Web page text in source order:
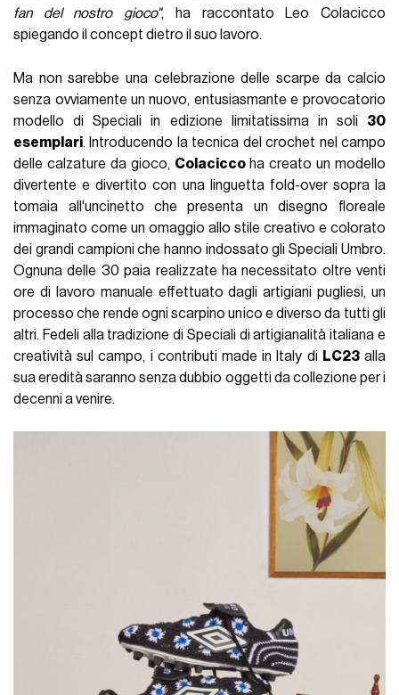
fan del nostro gioco", ha raccontato Leo Colacicco
spiegando il concept dietro il suo lavoro.
Ma non sarebbe una celebrazione delle scarpe da calcio
senza ovviamente un nuovo, entusiasmante e provocatorio
modello di Speciali in edizione limitatissima in soli 30
esemplari. Introducendo la tecnica del crochet nel campo
delle calzature da gioco, Colaciccoha creato un modello
divertente e divertito con una linguetta fold-over sopra la
tomaia all'uncinetto che presenta un disegno floreale
immaginato come un omaggio allo stile creativo e colorato
dei grandi campioni che hanno indossato gli Speciali Umbro.
Ognuna delle 30 paia realizzate ha necessitato oltre venti
ore di lavoro manuale effettuato dagli artigiani pugliesi, un
processo che rende ogni scarpino unico e diverso da tutti gli
altri. Fedeli alla tradizione di Speciali di artigianalità italiana e
creatività sul campo, i contributi made in Italy di LC23alla
sua eredità saranno senza dubbio oggetti da collezione per i
decenni a venire.